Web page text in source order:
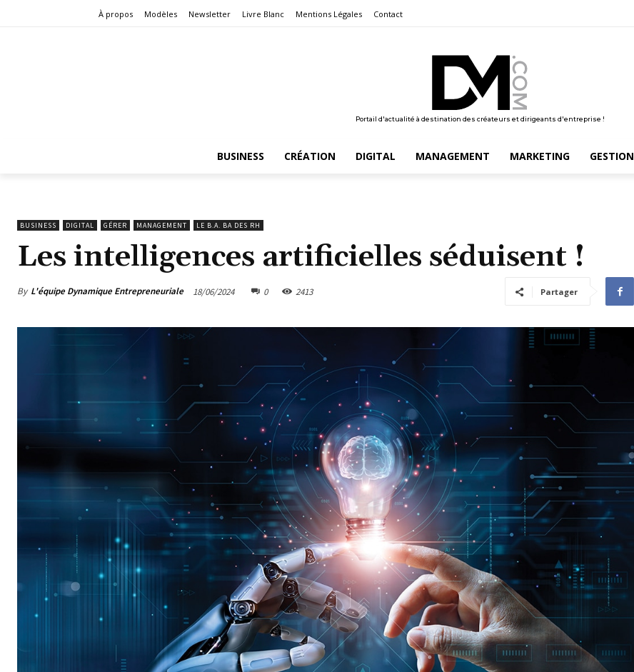
À propos Modèles Newsletter Livre Blanc Mentions Légales Contact
Portail d'actualité à destination des créateurs et dirigeants d'entreprise !
BUSINESS CRÉATION DIGITAL MANAGEMENT MARKETING GESTION
BUSINESS DIGITAL GÉRER MANAGEMENT LE B.A. BA DES RH
Les intelligences artificielles séduisent !
By L'équipe Dynamique Entrepreneuriale 18/06/2024 0 2413 Partager